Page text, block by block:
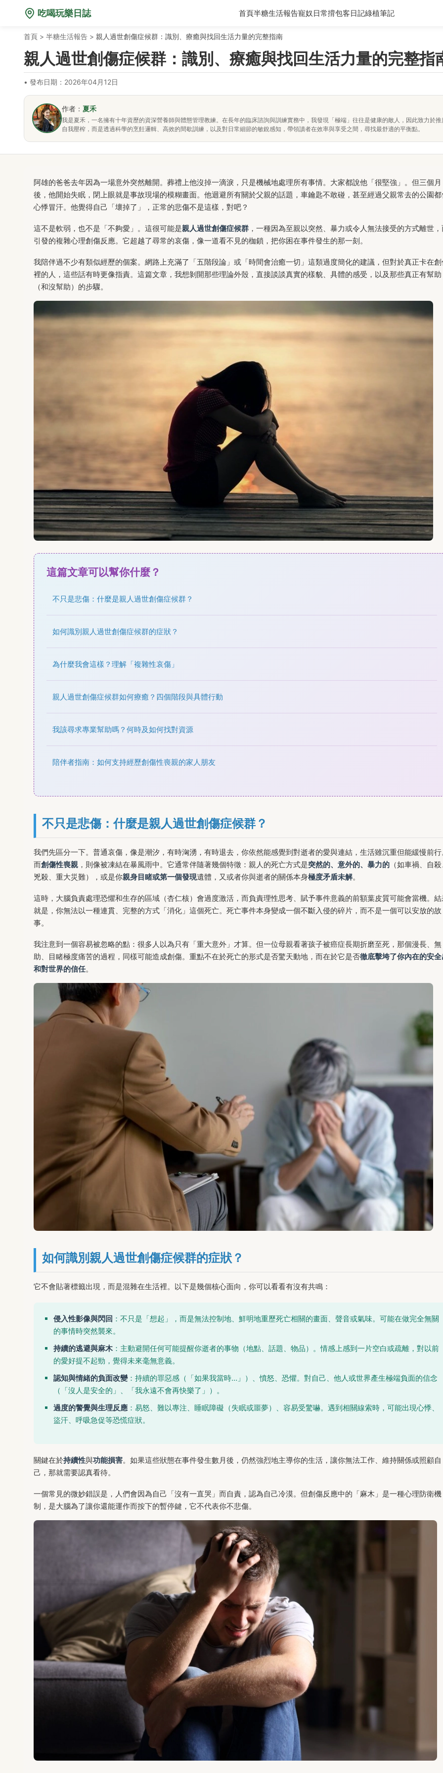
吃喝玩樂日誌 首頁半糖生活報告寵奴日常揹包客日記綠植筆記
首頁 > 半糖生活報告 > 親人過世創傷症候群：識別、療癒與找回生活力量的完整指南
親人過世創傷症候群：識別、療癒與找回生活力量的完整指
• 發布日期：2026年04月12日
作者： 夏禾
我是夏禾，一名擁有十年資歷的資深營養師與體態管理教練。在長年的臨床諮詢與訓練實務中，我發現「極端」往往是健康的敵人，因此致力於
自我壓榨，而是透過科學的烹飪邏輯、高效的間歇訓練，以及對日常細節的敏銳感知，帶領讀者在效率與享受之間，尋找最舒適的平衡點。
阿雄的爸爸去年因為一場意外突然離開。葬禮上他沒掉一滴淚，只是機械地處理所有事情。大家都說他「很堅強」。但三個月
後，他開始失眠，閉上眼就是事故現場的模糊畫面。他迴避所有關於父親的話題，車鑰匙不敢碰，甚至經過父親常去的公園
心悸冒汗。他覺得自己「壞掉了」，正常的悲傷不是這樣，對吧？
這不是軟弱，也不是「不夠愛」。這很可能是親人過世創傷症候群 ，一種因為至親以突然、暴力或令人無法接受的方式離世
引發的複雜心理創傷反應。它超越了尋常的哀傷，像一道看不見的枷鎖，把你困在事件發生的那一刻。
我陪伴過不少有類似經歷的個案。網路上充滿了「五階段論」或「時間會治癒一切」這類過度簡化的建議，但對於真正卡在
裡的人，這些話有時更像指責。這篇文章，我想剝開那些理論外殼，直接談談真實的樣貌、具體的感受，以及那些真正有幫助
（和沒幫助）的步驟。
這篇文章可以幫你什麼？
不只是悲傷：什麼是親人過世創傷症候群？
如何識別親人過世創傷症候群的症狀？
為什麼我會這樣？理解「複雜性哀傷」
親人過世創傷症候群如何療癒？四個階段與具體行動
我該尋求專業幫助嗎？何時及如何找對資源
陪伴者指南：如何支持經歷創傷性喪親的家人朋友
不只是悲傷：什麼是親人過世創傷症候群？
我們先區分一下。普通哀傷，像是潮汐，有時洶湧，有時退去，你依然能感覺到對逝者的愛與連結，生活雖沉重但能緩慢前
而創傷性喪親 ，則像被凍結在暴風雨中。它通常伴隨著幾個特徵：親人的死亡方式是突然的、意外的、暴力的 （如車禍、自
兇殺、重大災難），或是你親身目睹或第一個發現遺體，又或者你與逝者的關係本身極度矛盾未解。
這時，大腦負責處理恐懼和生存的區域（杏仁核）會過度激活，而負責理性思考、賦予事件意義的前額葉皮質可能會當機。
就是，你無法以一種連貫、完整的方式「消化」這個死亡。死亡事件本身變成一個不斷入侵的碎片，而不是一個可以安放的故
事。
我注意到一個容易被忽略的點：很多人以為只有「重大意外」才算。但一位母親看著孩子被癌症長期折磨至死，那個漫長、無
助、目睹極度痛苦的過程，同樣可能造成創傷。重點不在於死亡的形式是否驚天動地，而在於它是否徹底擊垮了你內在的安
和對世界的信任。
如何識別親人過世創傷症候群的症狀？
它不會貼著標籤出現，而是混雜在生活裡。以下是幾個核心面向，你可以看看有沒有共鳴：
侵入性影像與閃回 ：不只是「想起」，而是無法控制地、鮮明地重歷死亡相關的畫面、聲音或氣味。可能在做完全無關
的事情時突然襲來。
持續的逃避與麻木 ：主動避開任何可能提醒你逝者的事物（地點、話題、物品）。情感上感到一片空白或疏離，對以前
的愛好提不起勁，覺得未來毫無意義。
認知與情緒的負面改變：持續的罪惡感（「如果我當時…」）、憤怒、恐懼。對自己、他人或世界產生極端負面的信念
（「沒人是安全的」、「我永遠不會再快樂了」）。
過度的警覺與生理反應 ：易怒、難以專注、睡眠障礙（失眠或噩夢）、容易受驚嚇。遇到相關線索時，可能出現心悸、
盜汗、呼吸急促等恐慌症狀。
關鍵在於持續性與功能損害。如果這些狀態在事件發生數月後，仍然強烈地主導你的生活，讓你無法工作、維持關係或照顧自
己，那就需要認真看待。
一個常見的微妙錯誤是，人們會因為自己「沒有一直哭」而自責，認為自己冷漠。但創傷反應中的「麻木」是一種心理防衛機
制，是大腦為了讓你還能運作而按下的暫停鍵，它不代表你不悲傷。